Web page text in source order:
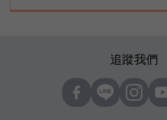
追蹤我們